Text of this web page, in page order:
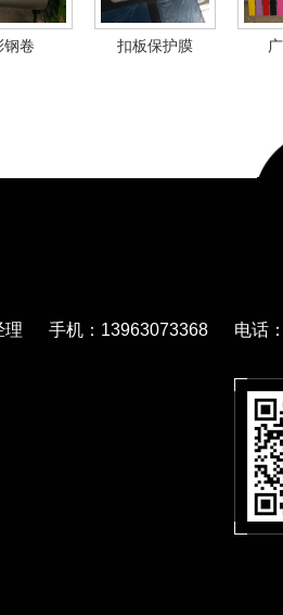
钢卷 扣板保护膜
理 手机：13963073368 电话